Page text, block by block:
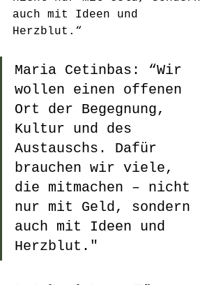
auch mit Ideen und
Herzblut.“
Maria Cetinbas: “Wir
wollen einen offenen
Ort der Begegnung,
Kultur und des
Austauschs. Dafür
brauchen wir viele,
die mitmachen – nicht
nur mit Geld, sondern
auch mit Ideen und
Herzblut."